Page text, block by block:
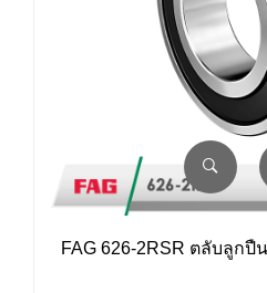
FAG 626-2RSR ตลับลูกปื